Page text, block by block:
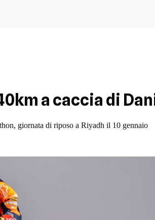
a caccia di
giornata di riposo a Riyadh il 10 gennaio